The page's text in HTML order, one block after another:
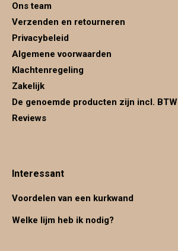
Ons team
Verzenden en retourneren
Privacybeleid
Algemene voorwaarden
Klachtenregeling
Zakelijk
De genoemde producten zijn incl. BTW
Reviews
Interessant
Voordelen van een kurkwand
Welke lijm heb ik nodig?